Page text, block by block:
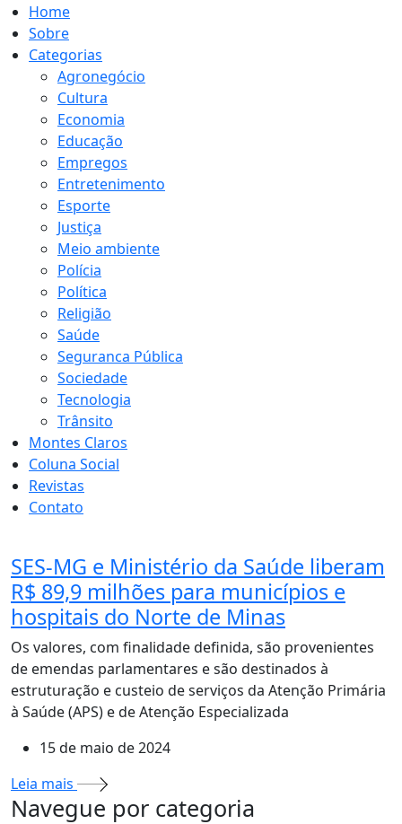
Home
Sobre
Categorias
Agronegócio
Cultura
Economia
Educação
Empregos
Entretenimento
Esporte
Justiça
Meio ambiente
Polícia
Política
Religião
Saúde
Seguranca Pública
Sociedade
Tecnologia
Trânsito
Montes Claros
Coluna Social
Revistas
Contato
SES-MG e Ministério da Saúde liberam
R$ 89,9 milhões para municípios e
hospitais do Norte de Minas
Os valores, com finalidade definida, são provenientes
de emendas parlamentares e são destinados à
estruturação e custeio de serviços da Atenção Primária
à Saúde (APS) e de Atenção Especializada
15 de maio de 2024
Leia mais
MAIS VISTOS
Navegue por categoria